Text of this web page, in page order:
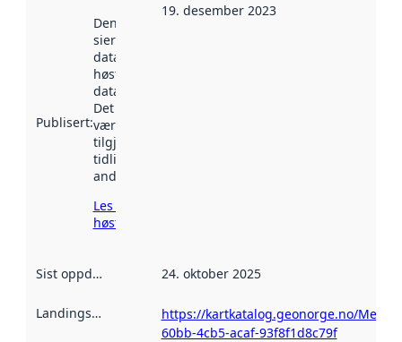
Publisert:
Denne datoen
sier når
datasettet ble
høstet av
data.norge.no.
Det kan ha
vært
tilgjengelig
tidligere
andre steder.
Les mer om
høsting her
19. desember 2023
Sist oppdatert 24. oktober 2025
Landingsside
https://kartkatalog.geonorge.no/
60bb-4cb5-acaf-93f8f1d8c79f